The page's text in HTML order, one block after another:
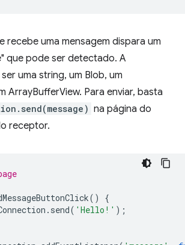
recebe uma mensagem dispara um
que pode ser detectado. A
uma string, um Blob, um
ArrayBufferView. Para enviar, basta
na página do
receptor.
()
{
. send( 'Hello!' );